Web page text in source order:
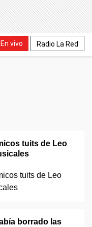
En vivo Radio La Red
tuits de Leo
borrado las